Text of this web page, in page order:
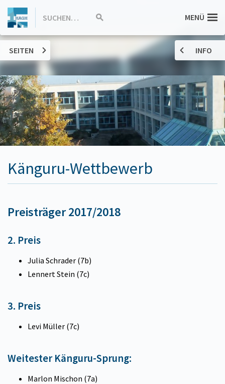
INHALT
Hannah-
Arendt-
Gymnasium
Haßloch
SUCHEN…
Suche
MENÜ
SEITEN
Känguru-Wettbewerb
Preisträger 2017/2018
2. Preis
Julia Schrader (7b)
Lennert Stein (7c)
3. Preis
Levi Müller (7c)
Weitester Känguru-Sprung:
Marlon Mischon (7a)
INFO